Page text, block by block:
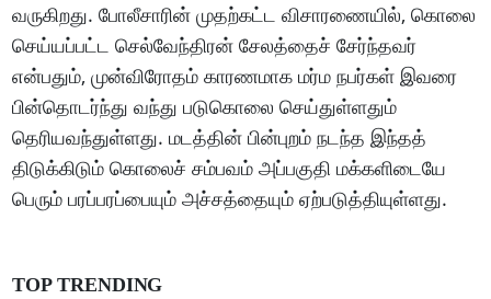
வருகிறது. போலீசாரின் முதற்கட்ட விசாரணையில், கொலை
செய்யப்பட்ட செல்வேந்திரன் சேலத்தைச் சேர்ந்தவர்
என்பதும், முன்விரோதம் காரணமாக மர்ம நபர்கள் இவரை
பின்தொடர்ந்து வந்து படுகொலை செய்துள்ளதும்
தெரியவந்துள்ளது. மடத்தின் பின்புறம் நடந்த இந்தத்
திடுக்கிடும் கொலைச் சம்பவம் அப்பகுதி மக்களிடையே
பெரும் பரப்பரப்பையும் அச்சத்தையும் ஏற்படுத்தியுள்ளது.
TOP TRENDING